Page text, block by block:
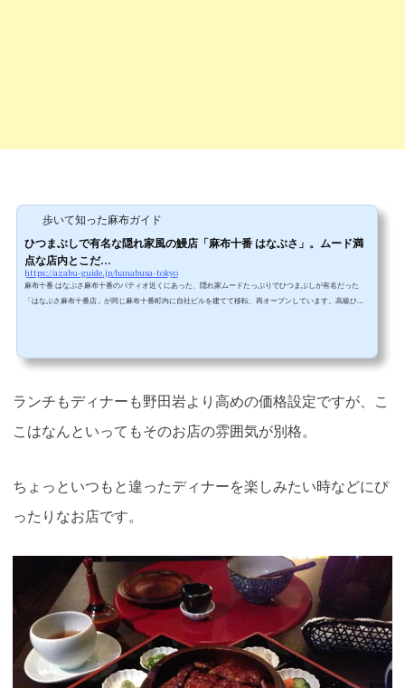
歩いて知った麻布ガイド
ひつまぶしで有名な隠れ家風の鰻店「麻布十番 はなぶさ」。ムード満
点な店内とこだ...
https://azabu-guide.jp/hanabusa-tokyo
麻布十番 はなぶさ麻布十番のパティオ近くにあった、隠れ家ムードたっぷりでひつまぶしが有名だった
「はなぶさ麻布十番店」が同じ麻布十番町内に自社ビルを建てて移転、再オープンしています。高級ひつ
タイルで、主に名古屋など...
ランチもディナーも野田岩より高めの価格設定ですが、こ
こはなんといってもそのお店の雰囲気が別格。
ちょっといつもと違ったディナーを楽しみたい時などにぴ
ったりなお店です。